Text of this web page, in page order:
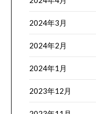
2024年3月
2024年2月
2024年1月
2023年12月